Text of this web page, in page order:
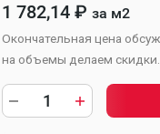
1 782,14 ₽ за м2
Окончательная цена
на объемы делаем скидки.